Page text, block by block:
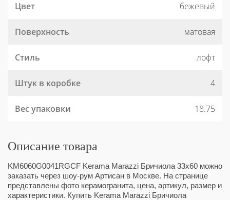
Цвет бежевый
Поверхность матовая
Стиль лофт
Штук в коробке 4
Вес упаковки 18.75
Описание товара
KM6060G0041RGCF Kerama Marazzi Бричиола 33x60 можно
заказать через шоу-рум Артисан в Москве. На странице
представлены фото керамогранита, цена, артикул, размер и
характеристики. Купить Kerama Marazzi Бричиола